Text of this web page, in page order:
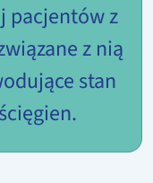
pacjentów z
z nią
stan